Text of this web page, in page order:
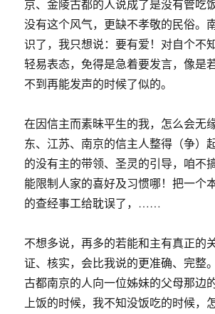
京、金陵古都的人说成了是没有管吃
没有这个风气，更缺不孝敬的民俗。
识了，我只想说：要有爱！对自个不
轻易表态，免得是急着要发言，像是
不到再能发声的时候了似的。
在因信主而素昧平生的我，怎么会无
东、江苏、南京的信主人整得（争）
的没有主的带领、圣灵的引导，咱不
能限制人家的喜好及习惯哪！把一个
的查经事工给耽误了，……
不想多说，再多的若能和主有真正的
证、核实，会比我说的更准确、完整
古都南京的人向一位姊妹的父母那边
上饭的时候，我不知没饭吃的时候，